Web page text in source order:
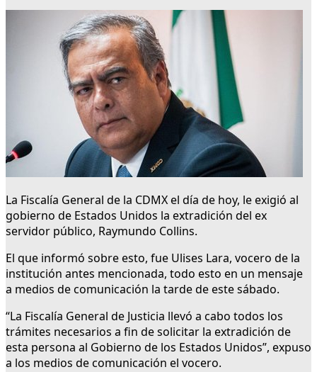
La Fiscalía General de la CDMX el día de hoy, le exigió al
gobierno de Estados Unidos la extradición del ex
servidor público, Raymundo Collins.
El que informó sobre esto, fue Ulises Lara, vocero de la
institución antes mencionada, todo esto en un mensaje
a medios de comunicación la tarde de este sábado.
“La Fiscalía General de Justicia llevó a cabo todos los
trámites necesarios a fin de solicitar la extradición de
esta persona al Gobierno de los Estados Unidos”, expuso
a los medios de comunicación el vocero.